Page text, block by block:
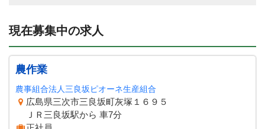
現在募集中の求人
農作業
農事組合法人三良坂ピオーネ生産組合
広島県三次市三良坂町灰塚１６９５
ＪＲ三良坂駅から 車7分